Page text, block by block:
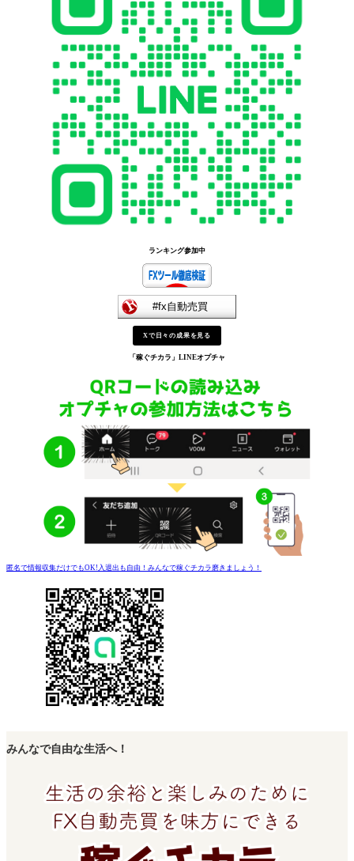
ランキング参加中
Xで日々の成果を見る
「稼ぐチカラ」 LINEオプチャ
匿名で情報収集だけでもOK!入退出も自由！みんなで稼ぐチカラ磨きましょう！
みんなで自由な生活へ！